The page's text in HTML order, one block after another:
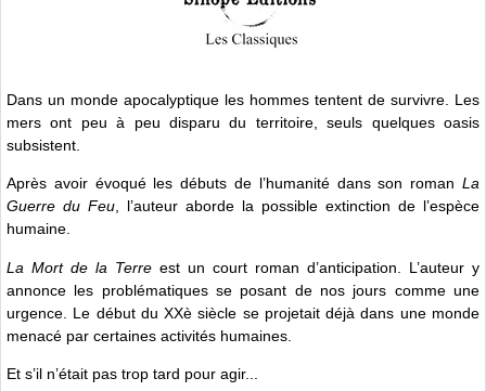
Dans un monde apocalyptique les hommes tentent de survivre. Les
mers ont peu à peu disparu du territoire, seuls quelques oasis
subsistent.
Après avoir évoqué les débuts de l’humanité dans son roman La
Guerre du Feu, l’auteur aborde la possible extinction de l’espèce
humaine.
La Mort de la Terre est un court roman d’anticipation. L’auteur y
annonce les problématiques se posant de nos jours comme une
urgence. Le début du XXè siècle se projetait déjà dans une monde
menacé par certaines activités humaines.
Et s’il n’était pas trop tard pour agir...